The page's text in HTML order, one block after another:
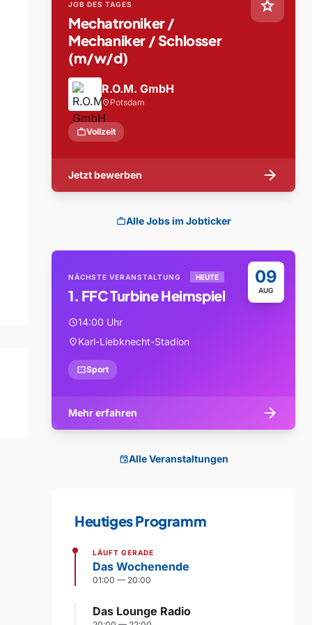
star
JOB DES TAGES
Mechatroniker /
Mechaniker / Schlosser
(m/w/d)
R.O.M. GmbH
location_on Potsdam
workVollzeit
Jetzt bewerben arrow_forward
workAlle Jobs im Jobticker
09
AUG
NÄCHSTE VERANSTALTUNG HEUTE
1. FFC Turbine Heimspiel
schedule14:00 Uhr
location_onKarl-Liebknecht-Stadion
confirmation_numberSport
Mehr erfahren arrow_forward
eventAlle Veranstaltungen
Heutiges Programm
LÄUFT GERADE
Das Wochenende
01:00 — 20:00
Das Lounge Radio